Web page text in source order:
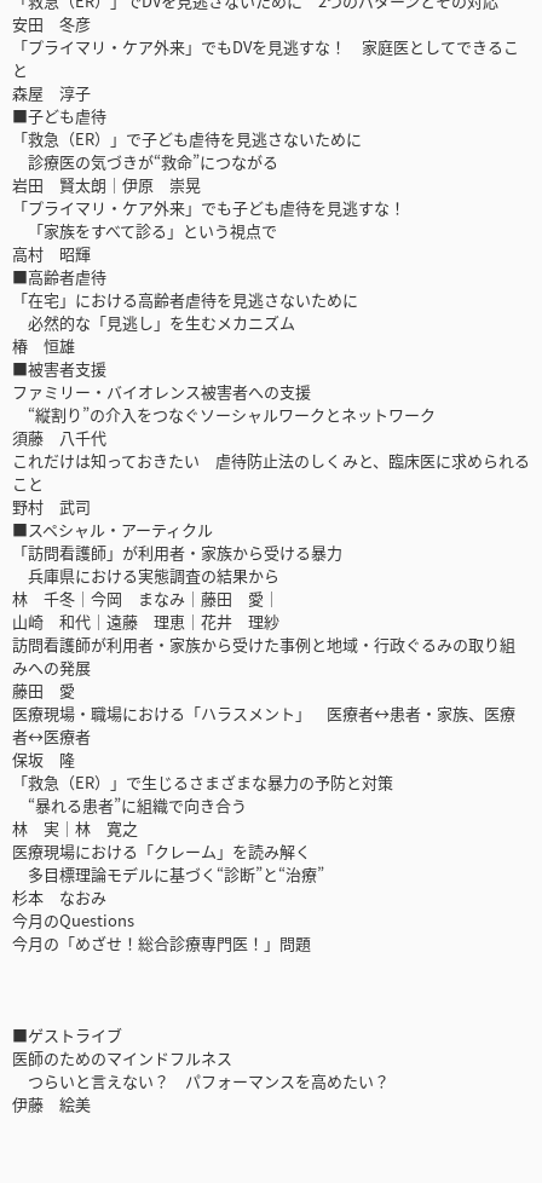
安田 冬彦
「プライマリ・ケア外来」でもDVを見逃すな！ 家庭医としてできるこ
と
森屋 淳子
■子ども虐待
「救急（ER）」で子ども虐待を見逃さないために
診療医の気づきが“救命”につながる
岩田 賢太朗│伊原 崇晃
「プライマリ・ケア外来」でも子ども虐待を見逃すな！
「家族をすべて診る」という視点で
高村 昭輝
■高齢者虐待
「在宅」における高齢者虐待を見逃さないために
必然的な「見逃し」を生むメカニズム
椿 恒雄
■被害者支援
ファミリー・バイオレンス被害者への支援
“縦割り”の介入をつなぐソーシャルワークとネットワーク
須藤 八千代
これだけは知っておきたい 虐待防止法のしくみと、臨床医に求められる
こと
野村 武司
■スペシャル・アーティクル
「訪問看護師」が利用者・家族から受ける暴力
兵庫県における実態調査の結果から
林 千冬│今岡 まなみ│藤田 愛│
山崎 和代│遠藤 理恵│花井 理紗
訪問看護師が利用者・家族から受けた事例と地域・行政ぐるみの取り組
みへの発展
藤田 愛
医療現場・職場における「ハラスメント」 医療者↔患者・家族、医療
者↔医療者
保坂 隆
「救急（ER）」で生じるさまざまな暴力の予防と対策
“暴れる患者”に組織で向き合う
林 実│林 寛之
医療現場における「クレーム」を読み解く
多目標理論モデルに基づく“診断”と“治療”
杉本 なおみ
今月のQuestions
今月の「めざせ！総合診療専門医！」問題
■ゲストライブ
医師のためのマインドフルネス
つらいと言えない？ パフォーマンスを高めたい？
伊藤 絵美